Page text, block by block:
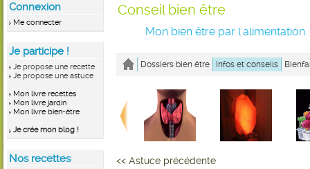
Connexion
Me connecter
Je participe !
Je propose une recette
Je propose une astuce
Mon livre recettes
Mon livre jardin
Mon livre bien-être
Je crée mon blog !
Nos recettes
Conseil bien être
Mon bien être par l'alimentation
Dossiers bien être Infos et conseils
<< Astuce précédente